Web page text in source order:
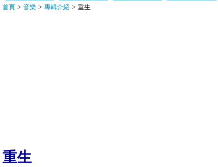
首頁 > 音樂 > 專輯介紹 > 重生
重生